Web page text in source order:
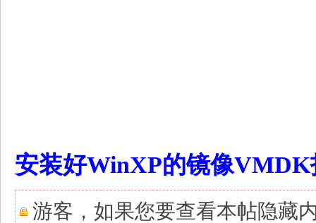
安装好WinXP的镜像VMDK
游客，如果您要查看本帖隐藏